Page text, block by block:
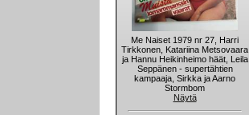
Me Naiset 1979 nr 27, Harri
Tirkkonen, Katariina Metsovaara
ja Hannu Heikinheimo häät, Leila
Seppänen - supertähtien
kampaaja, Sirkka ja Aarno
Stormbom
Näytä